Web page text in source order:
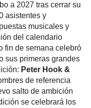
a 2027 tras cerrar su
asistentes y
musicales y
del calendario
fin de semana celebró
sus primeras grandes
Peter Hook &
de referencia
salto de ambición
se celebrará los